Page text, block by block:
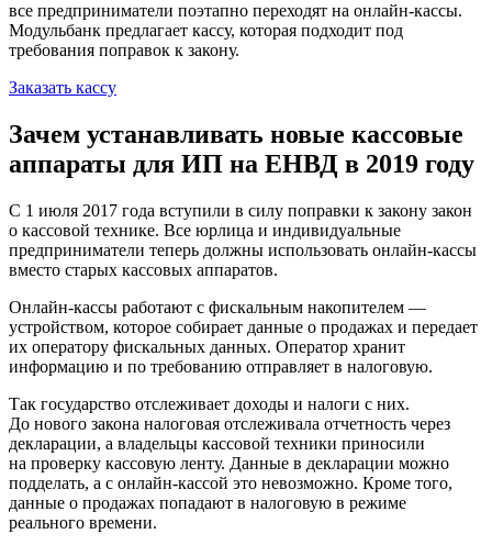
все предприниматели поэтапно переходят на онлайн-кассы.
Модульбанк предлагает кассу, которая подходит под
требования поправок к закону.
Заказать кассу
Зачем устанавливать новые кассовые
аппараты для ИП на ЕНВД в 2019 году
С 1 июля 2017 года вступили в силу поправки к закону закон
о кассовой технике. Все юрлица и индивидуальные
предприниматели теперь должны использовать онлайн-кассы
вместо старых кассовых аппаратов.
Онлайн-кассы работают с фискальным накопителем —
устройством, которое собирает данные о продажах и передает
их оператору фискальных данных. Оператор хранит
информацию и по требованию отправляет в налоговую.
Так государство отслеживает доходы и налоги с них.
До нового закона налоговая отслеживала отчетность через
декларации, а владельцы кассовой техники приносили
на проверку кассовую ленту. Данные в декларации можно
подделать, а с онлайн-кассой это невозможно. Кроме того,
данные о продажах попадают в налоговую в режиме
реального времени.